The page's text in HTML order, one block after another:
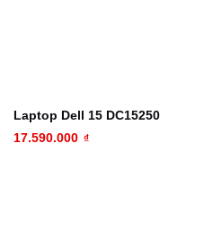
Laptop Dell 15 DC15250
17.590.000 ₫